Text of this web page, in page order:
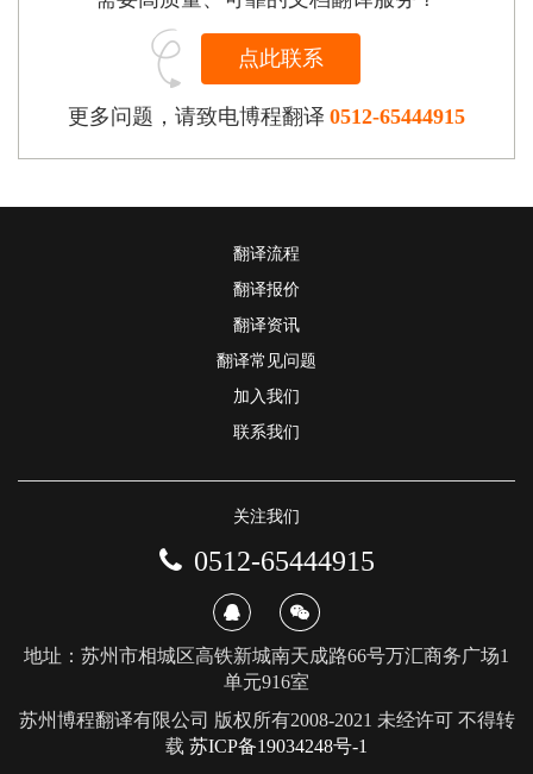
点此联系
更多问题，请致电博程翻译 0512-65444915
翻译流程
翻译报价
翻译资讯
翻译常见问题
加入我们
联系我们
关注我们
0512-65444915
地址：苏州市相城区高铁新城南天成路66号万汇商务广场1
单元916室
苏州博程翻译有限公司 版权所有2008-2021 未经许可 不得转
载 苏ICP备19034248号-1